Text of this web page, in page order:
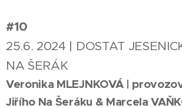
#10
25.6. 2024 | DOSTAT
NA ŠERÁK
Veronika MLEJNKOVÁ |
Jiřího Na Šeráku & Marcela